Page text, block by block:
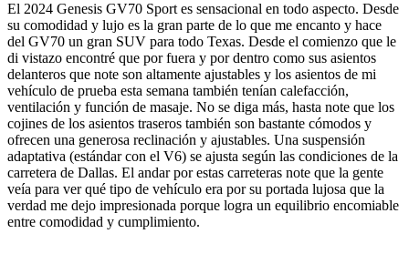
El 2024 Genesis GV70 Sport es sensacional en todo aspecto. Desde
su comodidad y lujo es la gran parte de lo que me encanto y hace
del GV70 un gran SUV para todo Texas. Desde el comienzo que le
di vistazo encontré que por fuera y por dentro como sus asientos
delanteros que note son altamente ajustables y los asientos de mi
vehículo de prueba esta semana también tenían calefacción,
ventilación y función de masaje. No se diga más, hasta note que los
cojines de los asientos traseros también son bastante cómodos y
ofrecen una generosa reclinación y ajustables. Una suspensión
adaptativa (estándar con el V6) se ajusta según las condiciones de la
carretera de Dallas. El andar por estas carreteras note que la gente
veía para ver qué tipo de vehículo era por su portada lujosa que la
verdad me dejo impresionada porque logra un equilibrio encomiable
entre comodidad y cumplimiento.